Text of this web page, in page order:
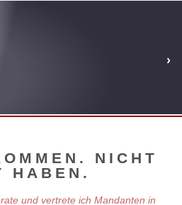
›
NICHT
HABEN.
und vertrete ich Mandanten in